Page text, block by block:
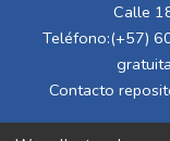
Calle
Teléfono:(+57)
Contacto